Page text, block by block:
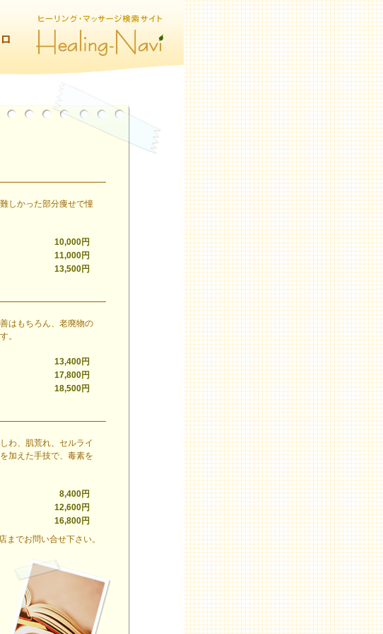
しかった部分痩せで憧
10,000円
11,000円
13,500円
はもちろん、老廃物の
。
13,400円
17,800円
18,500円
わ、肌荒れ、セルライ
加えた手技で、毒素を
8,400円
12,600円
16,800円
でお問い合せ下さい。